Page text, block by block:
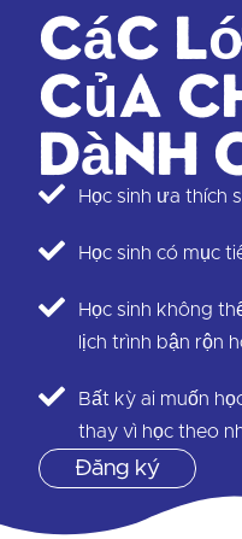
Các
của
dành
Học sinh ưa thích
Học sinh có mục
Học sinh không
lịch trình bận rộn
Bất kỳ ai muốn
thay vì học theo
Đăng ký